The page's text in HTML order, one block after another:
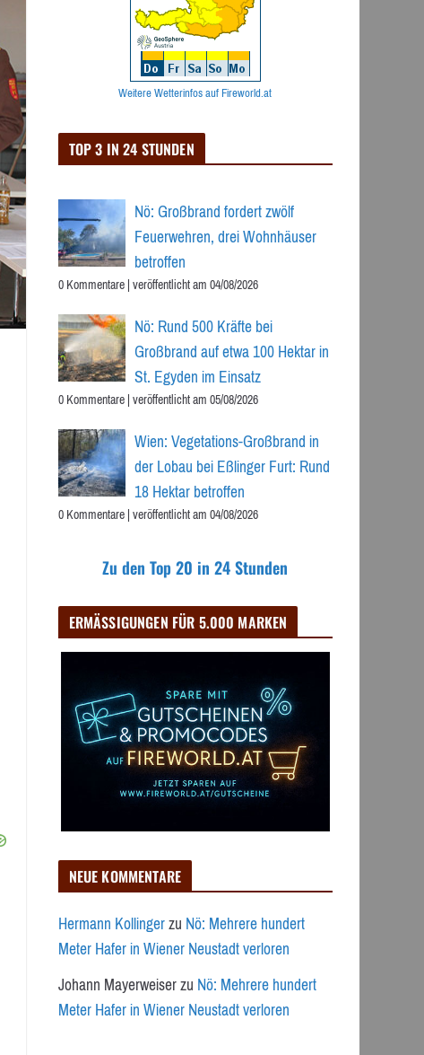
Weitere Wetterinfos auf Fireworld.at
TOP 3 IN 24 STUNDEN
Nö: Großbrand fordert zwölf
Feuerwehren, drei Wohnhäuser
betroffen
0 Kommentare|veröffentlicht am 04/08/2026
Nö: Rund 500 Kräfte bei
Großbrand auf etwa 100 Hektar in
St. Egyden im Einsatz
0 Kommentare|veröffentlicht am 05/08/2026
Wien: Vegetations-Großbrand in
der Lobau bei Eßlinger Furt: Rund
18 Hektar betroffen
0 Kommentare|veröffentlicht am 04/08/2026
Zu den Top 20 in 24 Stunden
ERMÄSSIGUNGEN FÜR 5.000 MARKEN
NEUE KOMMENTARE
Hermann KollingerzuNö: Mehrere hundert
Meter Hafer in Wiener Neustadt verloren
Johann MayerweiserzuNö: Mehrere hundert
Meter Hafer in Wiener Neustadt verloren